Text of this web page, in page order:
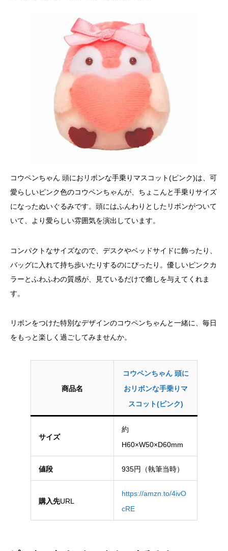
コウペンちゃん 頭におリボンな手乗りマスコット(ピンク)は、可
愛らしいピンク色のコウペンちゃんが、ちょこんと手乗りサイズ
になったぬいぐるみです。頭にはふんわりとしたリボンがついて
いて、より愛らしい雰囲気を演出しています。
コンパクトなサイズなので、デスクやベッドサイドに飾ったり、
バッグに入れて持ち歩いたりするのにぴったり。優しいピンクカ
ラーとふわふわの質感が、見ているだけで癒しを与えてくれま
す。
リボンをつけた特別なデザインのコウペンちゃんと一緒に、毎日
をもっと楽しく過ごしてみませんか。
商品名
コウペンちゃん 頭に
おリボンな手乗りマ
スコット(ピンク)
サイズ
約
H60×W50×D60mm
値段 935円（執筆当時）
購入先URL
https://amzn.to/4ivO
cRE